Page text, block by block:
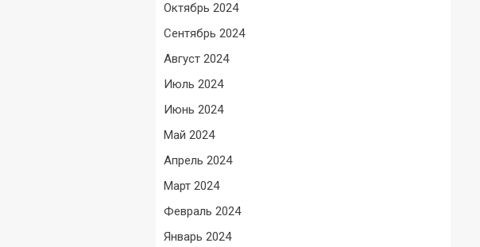
Октябрь 2024
Сентябрь 2024
Август 2024
Июль 2024
Июнь 2024
Май 2024
Апрель 2024
Март 2024
Февраль 2024
Январь 2024